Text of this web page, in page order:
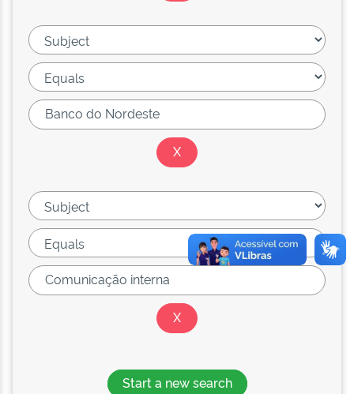
Start a new search